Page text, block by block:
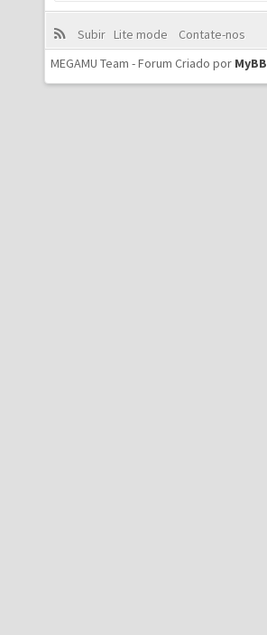
Subir Lite mode
Contate-nos
MEGAMU Team - Forum Criado por MyBB